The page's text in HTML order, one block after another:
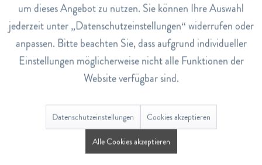
Nährwerte pro 100g: Energie 818kJ (195kcal)
Fett < 0.5g
-davon gesättigte Fettsäuren < 0.1g
Kohlenhydrate 47g
Ballaststoffe < 0.5g
Eiweiss < 0.5g
um dieses Angebot zu nutzen. Sie können Ihre Auswahl
jederzeit unter „Datenschutzeinstellungen“ widerrufen oder
anpassen. Bitte beachten Sie, dass aufgrund individueller
Einstellungen möglicherweise nicht alle Funktionen der
Website verfügbar sind.
Datenschutzeinstellungen Cookies akzeptieren
Alle Cookies akzeptieren